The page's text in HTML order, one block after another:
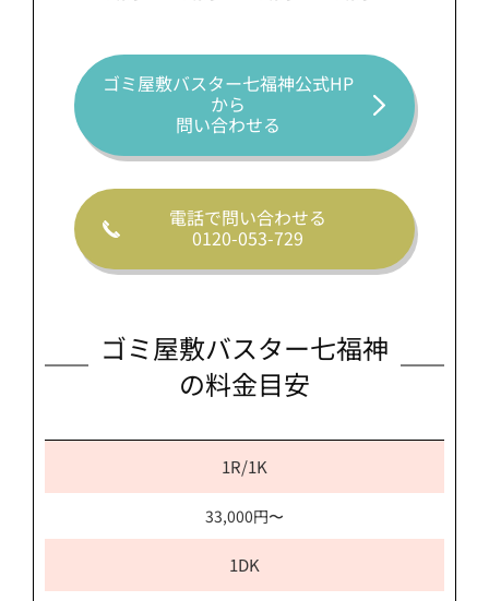
ゴミ屋敷バスター七福神公式HP
から
問い合わせる
電話で問い合わせる
0120-053-729
ゴミ屋敷バスター七福神
の料金目安
1R/1K
33,000円〜
1DK